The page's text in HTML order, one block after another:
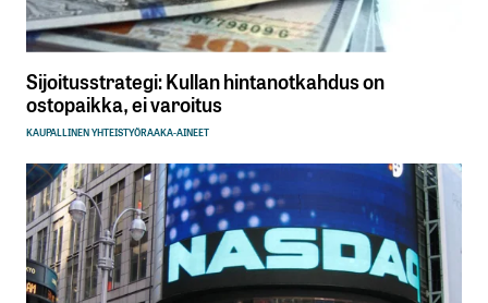
Sijoitusstrategi: Kullan hintanotkahdus on
ostopaikka, ei varoitus
KAUPALLINEN YHTEISTYÖRAAKA-AINEET